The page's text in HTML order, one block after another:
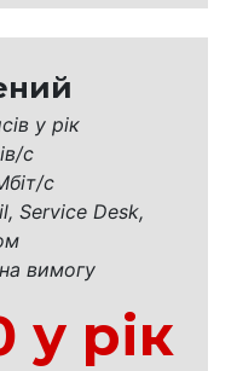
у рік
с
с
Service Desk,
вимогу
у рік